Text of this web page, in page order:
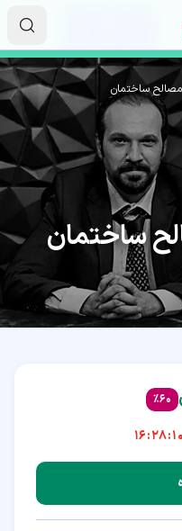
ساختمان
ساختمان
%60
16:28:10